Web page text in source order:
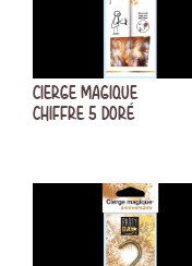
CIERGE MAGIQUE
CHIFFRE 5 DORÉ